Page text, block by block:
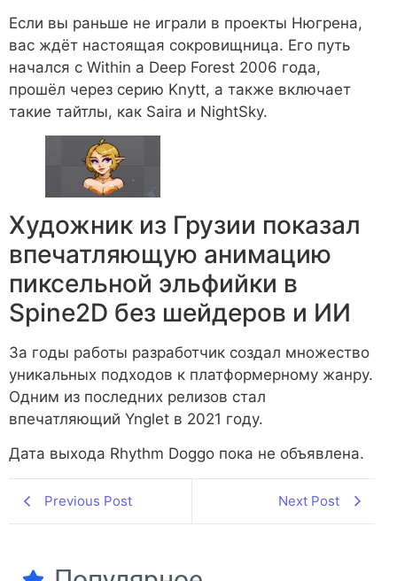
Если вы раньше не играли в проекты Нюгрена,
вас ждёт настоящая сокровищница. Его путь
начался с Within a Deep Forest 2006 года,
прошёл через серию Knytt, а также включает
такие тайтлы, как Saira и NightSky.
Художник из Грузии показал
впечатляющую анимацию
пиксельной эльфийки в
Spine2D без шейдеров и ИИ
За годы работы разработчик создал множество
уникальных подходов к платформерному жанру.
Одним из последних релизов стал
впечатляющий Ynglet в 2021 году.
Дата выхода Rhythm Doggo пока не объявлена.
Previous Post Next Post